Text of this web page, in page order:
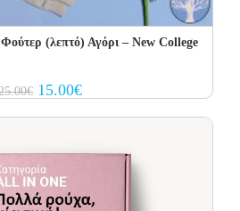
(λεπτό) Αγόρι – New College
€ Original
price
15.00€Current
price